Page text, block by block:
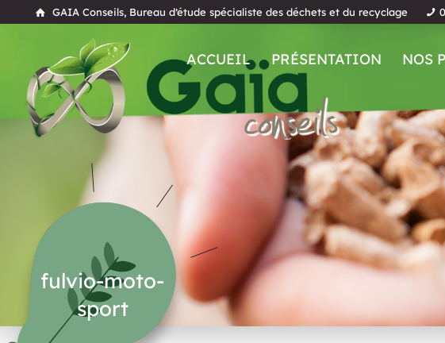
GAIA Conseils, Bureau d’étude spécialiste des déchets et du recyclage
ACCUEIL PRÉSENTATION NOS
fulvio-moto-
sport